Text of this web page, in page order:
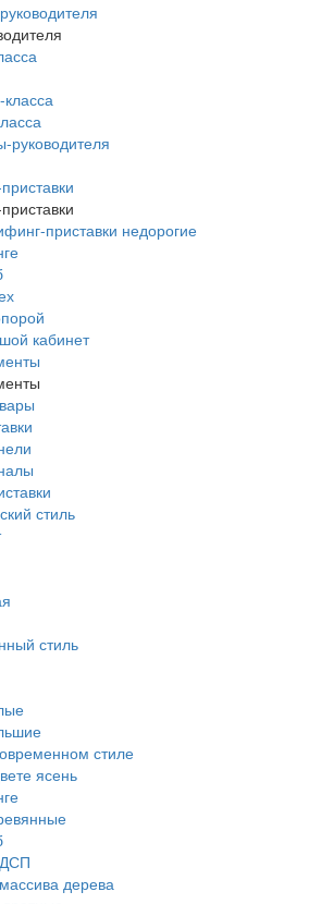
приставки недорогие
кабинет
стиль
стиль
стиле
ясень
дерева